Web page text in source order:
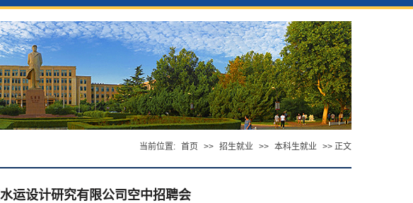
当前位置: 首页 >> 招生就业 >> 本科生就业 >> 正文
水运设计研究有限公司空中招聘会